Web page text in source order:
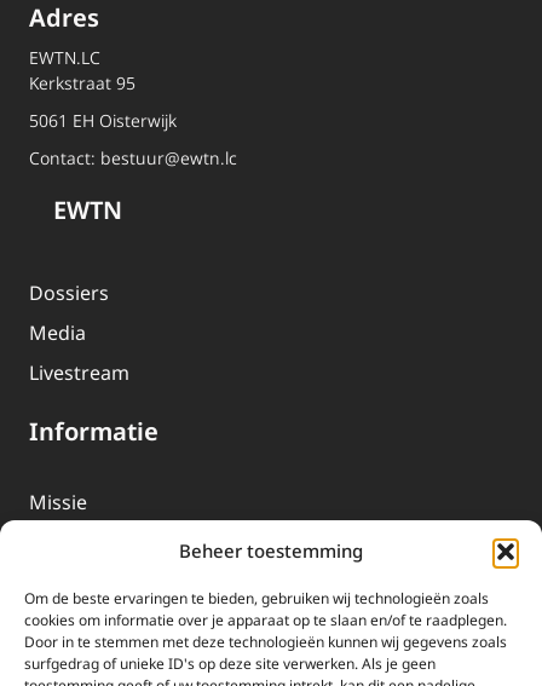
Beheer toestemming
Om de beste ervaringen te bieden, gebruiken wij technologieën zoals
cookies om informatie over je apparaat op te slaan en/of te raadplegen.
Door in te stemmen met deze technologieën kunnen wij gegevens zoals
surfgedrag of unieke ID's op deze site verwerken. Als je geen
Adres
EWTN.LC
Kerkstraat 95
5061 EH Oisterwijk
Contact: bestuur@ewtn.lc
EWTN
Dossiers
Media
Livestream
Informatie
Missie
EWTN-Team
Organisatiegegevens